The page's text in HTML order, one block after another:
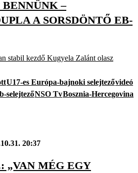
–
A SORSDÖNTŐ EB-
stabil kezdő Kugyela Zalánt olasz
U17-es Európa-bajnoki selejtezővideó
selejtezőNSO TvBosznia-Hercegovina
20:37
„VAN MÉG EGY